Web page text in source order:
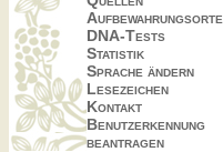
Aufbewahrungsorte
DNA-Tests
Statistik
Sprache ändern
Lesezeichen
Kontakt
Benutzerkennung
beantragen